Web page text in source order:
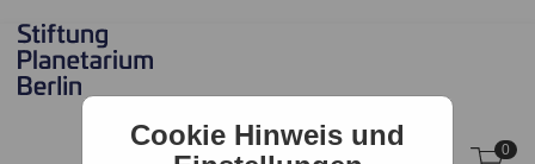
Cookie Hinweis und
0